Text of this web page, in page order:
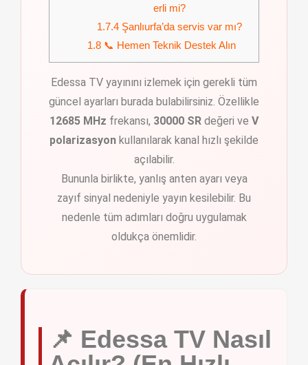
erli mi?
1.7.4 Şanlıurfa’da servis var mı?
1.8 📞 Hemen Teknik Destek Alın
Edessa TV yayınını izlemek için gerekli tüm
güncel ayarları burada bulabilirsiniz. Özellikle
12685 MHz frekansı, 30000 SR değeri ve V
polarizasyon kullanılarak kanal hızlı şekilde
açılabilir.
Bununla birlikte, yanlış anten ayarı veya
zayıf sinyal nedeniyle yayın kesilebilir. Bu
nedenle tüm adımları doğru uygulamak
oldukça önemlidir.
📌 Edessa TV Nasıl